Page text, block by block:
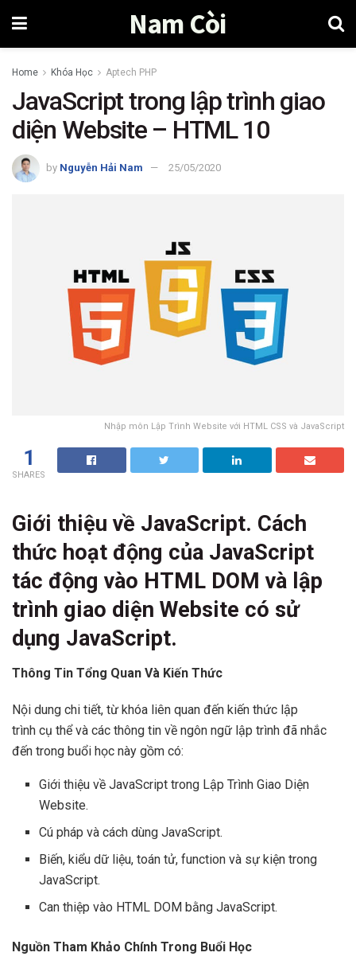
Nam Còi
Home Khóa Học Aptech PHP
JavaScript trong lập trình giao
diện Website – HTML 10
by Nguyễn Hải Nam 25/05/2020
Nhập môn Lập Trình Website với HTML CSS và JavaScript
1
SHARES
Giới thiệu về JavaScript. Cách
thức hoạt động của JavaScript
tác động vào HTML DOM và lập
trình giao diện Website có sử
dụng JavaScript.
Thông Tin Tổng Quan Và Kiến Thức
Nội dung chi tiết, từ khóa liên quan đến kiến thức lập
trình cụ thể và các thông tin về ngôn ngữ lập trình đã nhắc
đến trong buổi học này gồm có:
Giới thiệu về JavaScript trong Lập Trình Giao Diện
Website.
Cú pháp và cách dùng JavaScript.
Biến, kiểu dữ liệu, toán tử, function và sự kiện trong
JavaScript.
Can thiệp vào HTML DOM bằng JavaScript.
Nguồn Tham Khảo Chính Trong Buổi Học